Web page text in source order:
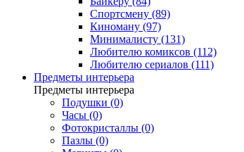
Спортсмену (89)
Киноману (97)
Минималисту (131)
Любителю комиксов (112)
Любителю сериалов (111)
Предметы интерьера
Предметы интерьера
Подушки (0)
Часы (0)
Фотокристаллы (0)
Пазлы (0)